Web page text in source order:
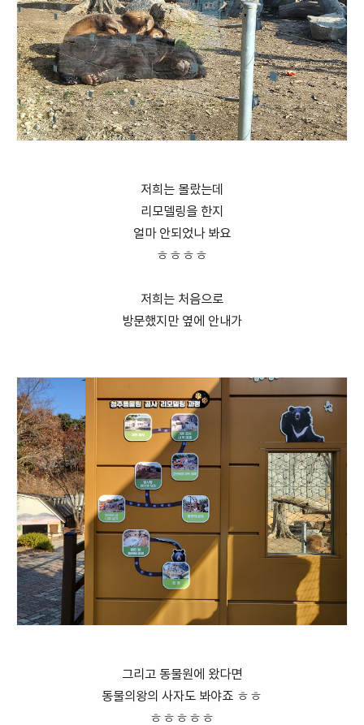
저희는 몰랐는데
리모델링을 한지
얼마 안되었나 봐요
ㅎㅎㅎㅎ
저희는 처음으로
방문했지만 옆에 안내가
그리고 동물원에 왔다면
동물의왕의 사자도 봐야죠 ㅎㅎ
ㅎㅎㅎㅎㅎ